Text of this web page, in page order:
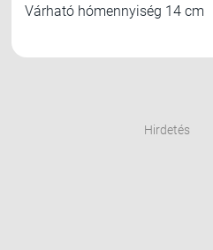
Várható hómennyiség 14 cm
Hirdetés